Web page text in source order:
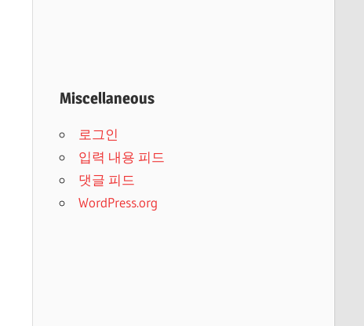
Miscellaneous
로그인
입력 내용 피드
댓글 피드
WordPress.org